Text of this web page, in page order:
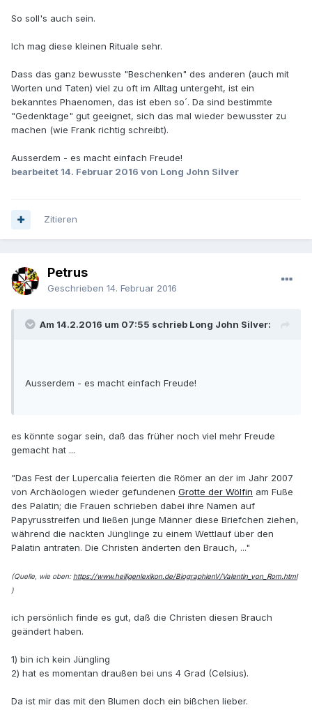
So soll's auch sein.
Ich mag diese kleinen Rituale sehr.
Dass das ganz bewusste "Beschenken" des anderen (auch mit
Worten und Taten) viel zu oft im Alltag untergeht, ist ein
bekanntes Phaenomen, das ist eben so´. Da sind bestimmte
"Gedenktage" gut geeignet, sich das mal wieder bewusster zu
machen (wie Frank richtig schreibt).
Ausserdem - es macht einfach Freude!
bearbeitet 14. Februar 2016 von Long John Silver
Zitieren
Petrus
Geschrieben 14. Februar 2016
Am 14.2.2016 um 07:55 schrieb Long John Silver:
Ausserdem - es macht einfach Freude!
es könnte sogar sein, daß das früher noch viel mehr Freude
gemacht hat ...
"Das Fest der Lupercalia feierten die Römer an der im Jahr 2007
von Archäologen wieder gefundenen Grotte der Wölfin am Fuße
des Palatin; die Frauen schrieben dabei ihre Namen auf
Papyrusstreifen und ließen junge Männer diese Briefchen ziehen,
während die nackten Jünglinge zu einem Wettlauf über den
Palatin antraten. Die Christen änderten den Brauch, ..."
(Quelle, wie oben: https://www.heiligenlexikon.de/BiographienV/Valentin_von_Rom.html
)
ich persönlich finde es gut, daß die Christen diesen Brauch
geändert haben.
1) bin ich kein Jüngling
2) hat es momentan draußen bei uns 4 Grad (Celsius).
Da ist mir das mit den Blumen doch ein bißchen lieber.